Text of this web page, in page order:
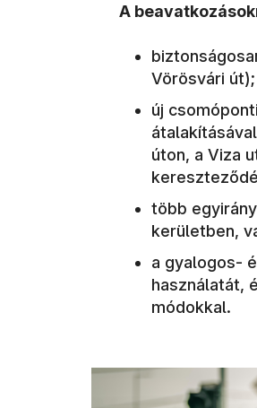
A
Vörösvári út);
új
úton, a Viza
több
kerületben,
a gyalogos-
használatát,
módokkal.